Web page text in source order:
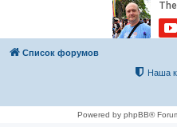
Список форумов
Наша
Powered by phpBB®